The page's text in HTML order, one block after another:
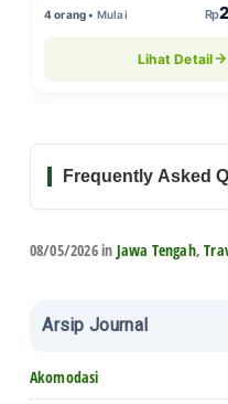
4 orang • Mulai Rp
Lihat Detail
Frequently Asked
Apa itu paket Walking
mengajak wisatawan
bersama pemandu lokal
Apa saja rute utama
Rute utama biasanya
08/05/2026 in Jawa Tengah,
Arsip Journal
Akomodasi